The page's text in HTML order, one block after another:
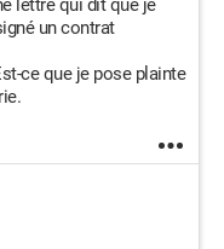
lettre qui dit que je
un contrat
ce que je pose plainte